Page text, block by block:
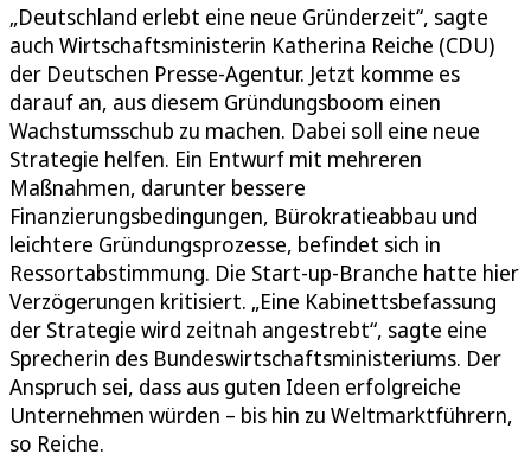
„Deutschland erlebt eine neue Gründerzeit“, sagte
auch Wirtschaftsministerin Katherina Reiche (CDU)
der Deutschen Presse-Agentur. Jetzt komme es
darauf an, aus diesem Gründungsboom einen
Wachstumsschub zu machen. Dabei soll eine neue
Strategie helfen. Ein Entwurf mit mehreren
Maßnahmen, darunter bessere
Finanzierungsbedingungen, Bürokratieabbau und
leichtere Gründungsprozesse, befindet sich in
Ressortabstimmung. Die Start-up-Branche hatte hier
Verzögerungen kritisiert. „Eine Kabinettsbefassung
der Strategie wird zeitnah angestrebt“, sagte eine
Sprecherin des Bundeswirtschaftsministeriums. Der
Anspruch sei, dass aus guten Ideen erfolgreiche
Unternehmen würden – bis hin zu Weltmarktführern,
so Reiche.